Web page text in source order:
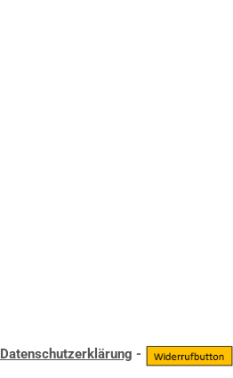
Datenschutzerklärung -